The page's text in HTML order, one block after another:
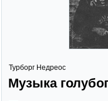
Турборг Недреос
Музыка